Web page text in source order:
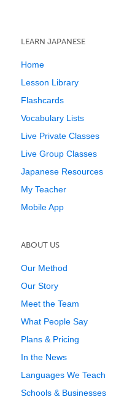
LEARN JAPANESE
Home
Lesson Library
Flashcards
Vocabulary Lists
Live Private Classes
Live Group Classes
Japanese Resources
My Teacher
Mobile App
ABOUT US
Our Method
Our Story
Meet the Team
What People Say
Plans & Pricing
In the News
Languages We Teach
Schools & Businesses